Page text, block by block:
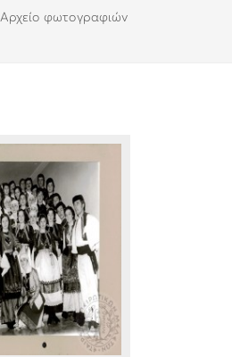
Αρχείο φωτογραφιών